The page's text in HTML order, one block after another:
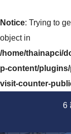
Notice: Trying to
object in
/home/thainapci/
p-content/
visit-counter-
6